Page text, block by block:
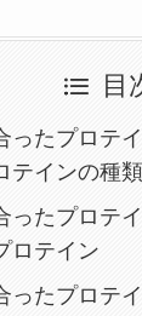
目
ったプロテ
テインの種類
ったプロテ
ロテイン
ったプロテ